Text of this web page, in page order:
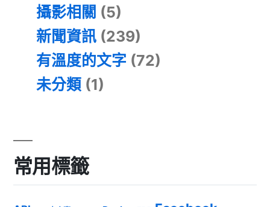
攝影相關 (5)
新聞資訊 (239)
有溫度的文字 (72)
未分類 (1)
常用標籤